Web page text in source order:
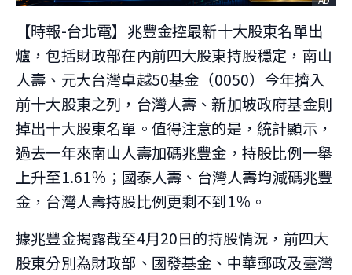
【時報-台北電】兆豐金控最新十大股東名單出
爐，包括財政部在內前四大股東持股穩定，南山
人壽、元大台灣卓越50基金（0050）今年擠入
前十大股東之列，台灣人壽、新加坡政府基金則
掉出十大股東名單。值得注意的是，統計顯示，
過去一年來南山人壽加碼兆豐金，持股比例一舉
上升至1.61％；國泰人壽、台灣人壽均減碼兆豐
金，台灣人壽持股比例更剩不到1％。
據兆豐金揭露截至4月20日的持股情況，前四大
股東分別為財政部、國發基金、中華郵政及臺灣